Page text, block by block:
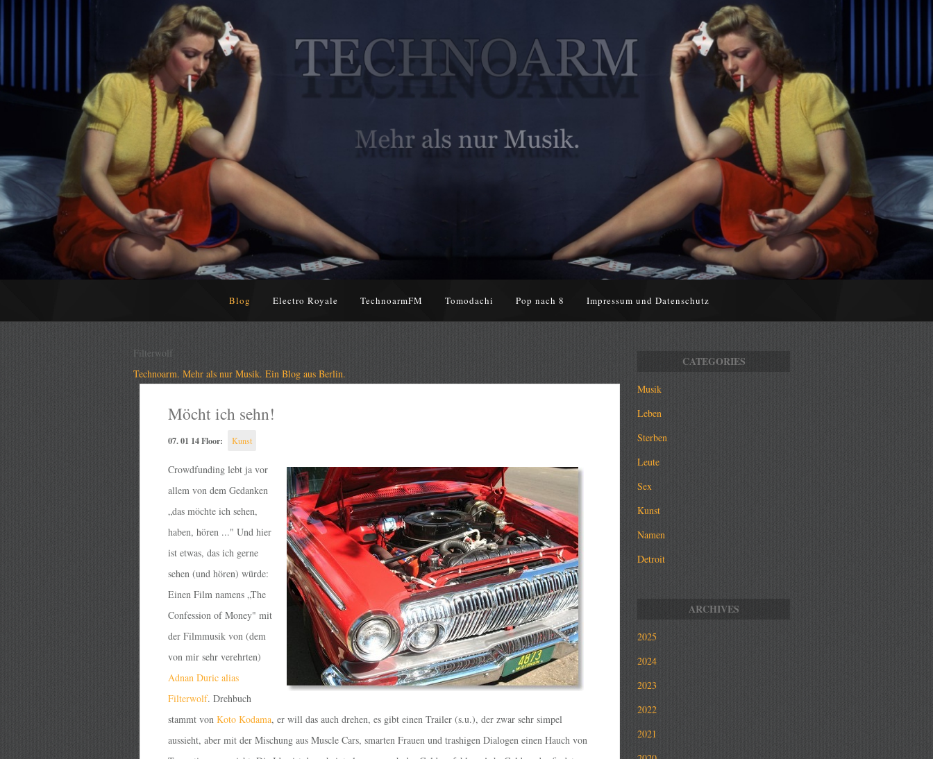
Blog Electro Royale TechnoarmFM Tomodachi Pop nach 8 Impressum und Datenschutz
Filterwolf
Technoarm. Mehr als nur Musik. Ein Blog aus Berlin.
Möcht ich sehn!
07. 01 14 Floor: Kunst
Crowdfunding lebt ja vor
allem von dem Gedanken
„das möchte ich sehen,
haben, hören ..." Und hier
ist etwas, das ich gerne
sehen (und hören) würde:
Einen Film namens „The
Confession of Money" mit
der Filmmusik von (dem
von mir sehr verehrten)
Adnan Duric alias
Filterwolf. Drehbuch
stammt von Koto Kodama, er will das auch drehen, es gibt einen Trailer (s.u.), der zwar sehr simpel
aussieht, aber mit der Mischung aus Muscle Cars, smarten Frauen und trashigen Dialogen einen Hauch von
Musik
Leben
Sterben
Leute
Sex
Kunst
Namen
Detroit
2025
2024
2023
2022
2021